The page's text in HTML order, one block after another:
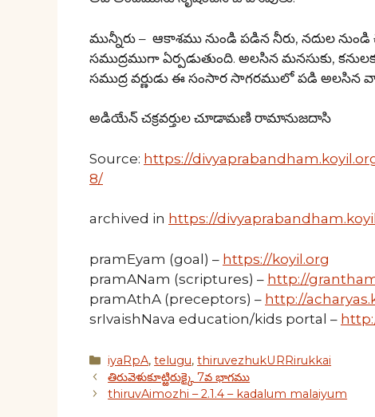
మున్నీరు – ఆకాశము నుండి పడిన నీరు, నదుల
సముద్రముగా ఏర్పడుతుంది. అలసిన మనసుకు,
సముద్ర వర్ణుడు ఈ సంసార సాగరములో పడి అలసిన
అడియేన్ చక్రవర్తుల చూడామణి రామానుజదాసి
Source: https://
8/
archived in https://
pramEyam (goal) – https://koyil.org
pramANam (scriptures) – http://
pramAthA (preceptors) – http://
srIvaishNava education/kids portal –
Categories
iyaRpA,telugu,thiruvezhukURRirukkai
తిరువెళుకూట్ఱిరుక్కై 7వ భాగము
thiruvAimozhi – 2.1.4 – kadalum malaiyum